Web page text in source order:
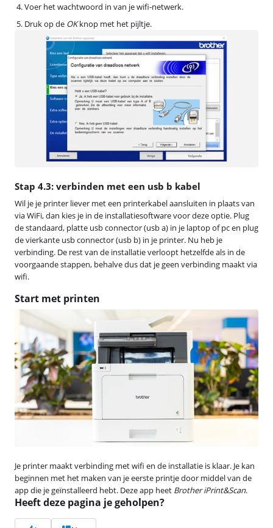
Voer het wachtwoord in van je wifi-netwerk.
Druk op de OKknop met het pijltje.
Stap 4.3: verbinden met een usb b kabel
Wil je je printer liever met een printerkabel aansluiten in plaats van
via WiFi, dan kies je in de installatiesoftware voor deze optie. Plug
de standaard, platte usb connector (usb a) in je laptop of pc en plug
de vierkante usb connector (usb b) in je printer. Nu heb je
verbinding. De rest van de installatie verloopt hetzelfde als in de
voorgaande stappen, behalve dus dat je geen verbinding maakt via
wifi.
Start met printen
Je printer maakt verbinding met wifi en de installatie is klaar. Je kan
beginnen met het maken van je eerste printje door middel van de
app die je geïnstalleerd hebt. Deze app heet Brother iPrint&Scan.
Heeft deze pagina je geholpen?